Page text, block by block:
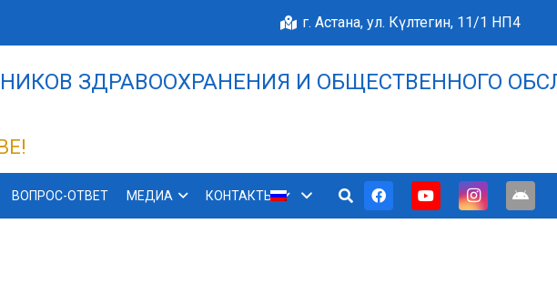
г. Астана, ул. Күлтегин, 11/1 НП4
ЗДРАВООХРАНЕНИЯ И ОБЩЕСТВЕННОГО
ВОПРОС-ОТВЕТ МЕДИА КОНТАКТЫ